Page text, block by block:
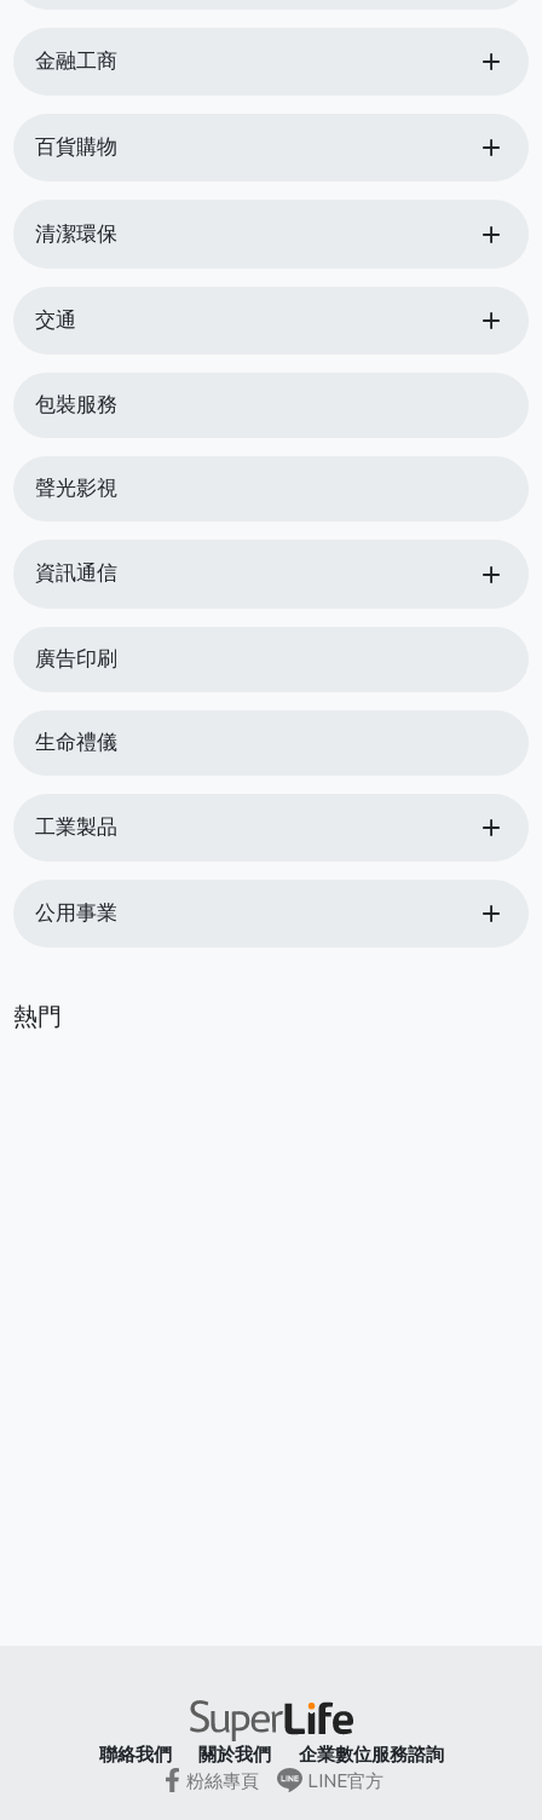
金融工商 add
百貨購物 add
清潔環保 add
交通 add
包裝服務
聲光影視
資訊通信 add
廣告印刷
生命禮儀
工業製品 add
公用事業 add
熱門
聯絡我們 關於我們
企業數位服務諮詢
粉絲專頁
LINE官方